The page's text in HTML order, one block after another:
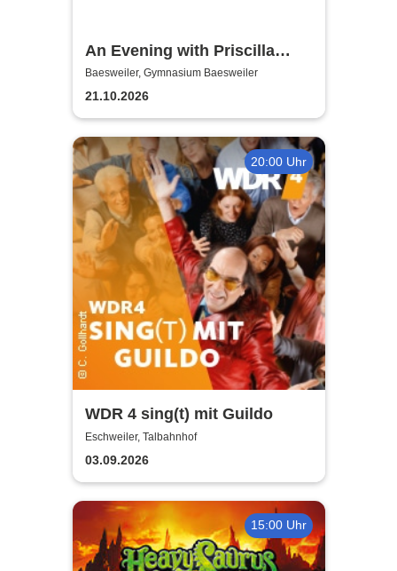
An Evening with Priscilla
Presley
Baesweiler, Gymnasium Baesweiler
21.10.2026
20:00 Uhr
WDR 4 sing(t) mit Guildo
Eschweiler, Talbahnhof
03.09.2026
15:00 Uhr